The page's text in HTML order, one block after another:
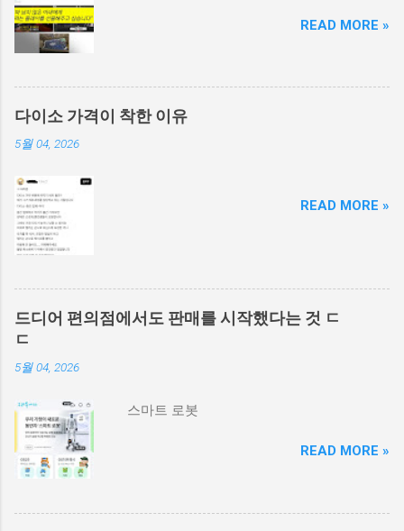
READ MORE »
다이소 가격이 착한 이유
5월 04, 2026
READ MORE »
드디어 편의점에서도 판매를 시작했다는 것 ㄷ
ㄷ
5월 04, 2026
스마트 로봇
READ MORE »